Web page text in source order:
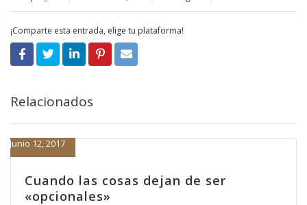
¡Comparte esta entrada, elige tu plataforma!
Relacionados
Cuando las cosas dejan de ser
«opcionales»
Junio 12, 2017